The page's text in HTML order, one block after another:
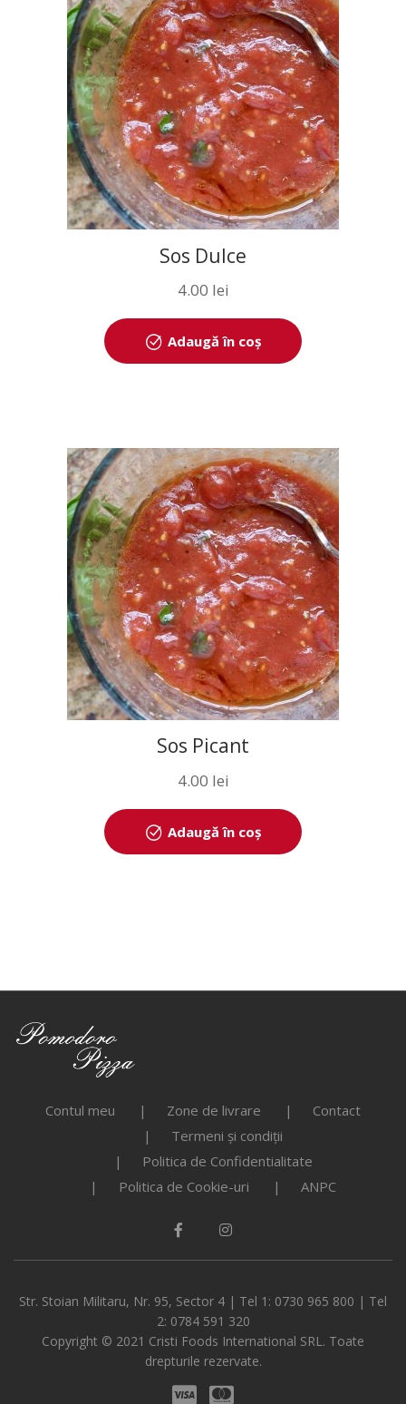
Sos Dulce
4.00 lei
Adaugă în coș
Sos Picant
4.00 lei
Adaugă în coș
Contul meu Zone de livrare
Contact
Termeni și condiții
Politica de Confidentialitate
Politica de Cookie-uri
ANPC
Str. Stoian Militaru, Nr. 95, Sector 4 | Tel 1: 0730 965 800 | Tel
2: 0784 591 320
Copyright © 2021 Cristi Foods International SRL. Toate
drepturile rezervate.